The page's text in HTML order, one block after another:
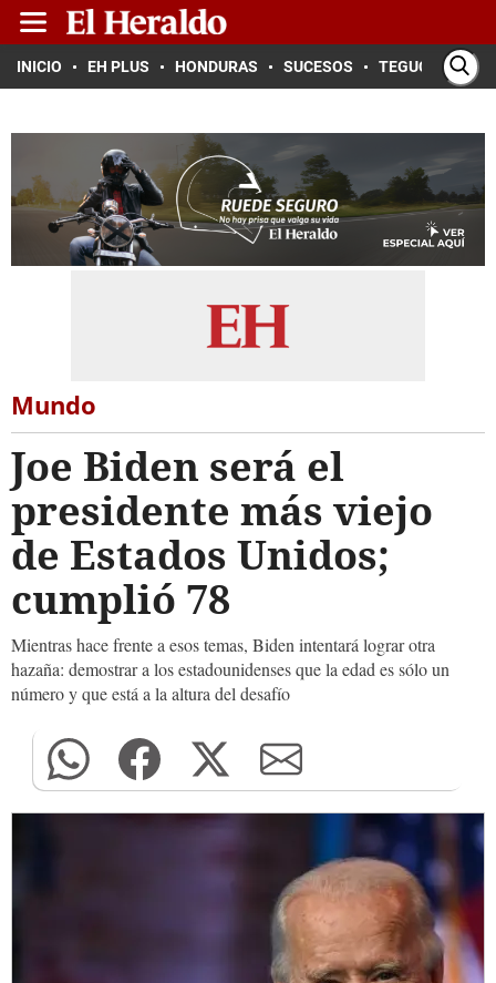
INICIO EH PLUS HONDURAS SUCESOS TEGUCIGALPA
Mundo
Joe Biden será el
presidente más viejo
de Estados Unidos;
cumplió 78
Mientras hace frente a esos temas, Biden intentará lograr otra
hazaña: demostrar a los estadounidenses que la edad es sólo un
número y que está a la altura del desafío